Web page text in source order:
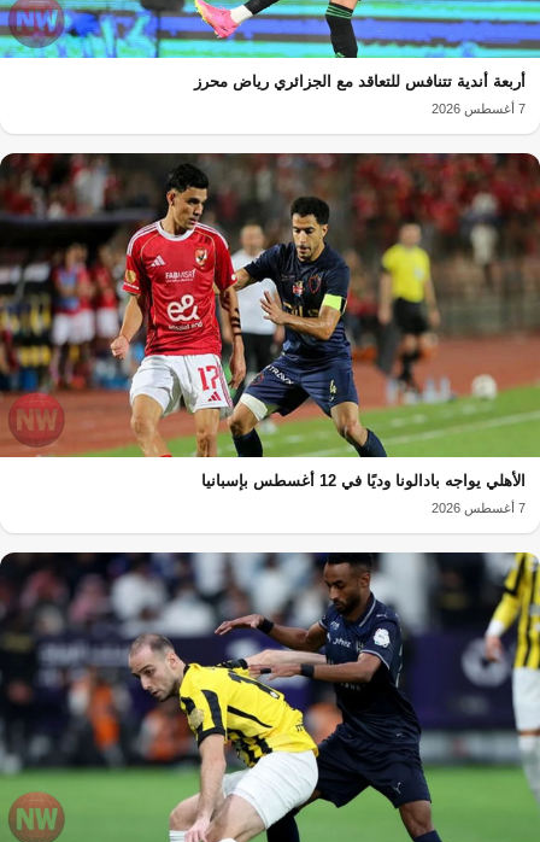
أربعة أندية تتنافس للتعاقد مع الجزائري رياض محرز
7 أغسطس 2026
الأهلي يواجه بادالونا وديًا في 12 أغسطس بإسبانيا
7 أغسطس 2026